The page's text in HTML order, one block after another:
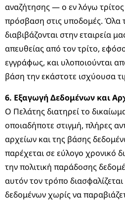
αναζήτησης — ο εν λόγω τρίτος
πρόσβαση στις υποδομές. Όλα
διαβιβάζονται στην εταιρεία
απευθείας από τον τρίτο,
εγγράφως, και υλοποιούνται
βάση την εκάστοτε ισχύουσα
6. Εξαγωγή Δεδομένων και
Ο Πελάτης διατηρεί το
οποιαδήποτε στιγμή, πλήρες
αρχείων και της βάσης
παρέχεται σε εύλογο χρονικό
την πολιτική παράδοσης
αυτόν τον τρόπο
δεδομένων χωρίς να